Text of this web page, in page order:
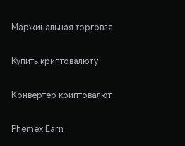
Маржинальная торговля
Купить криптовалюту
Конвертер криптовалют
Phemex Earn